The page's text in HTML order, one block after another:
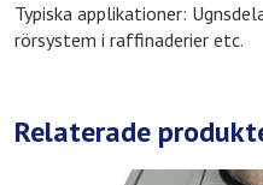
Typiska applikationer:
rörsystem i raffinaderier etc.
Relaterade